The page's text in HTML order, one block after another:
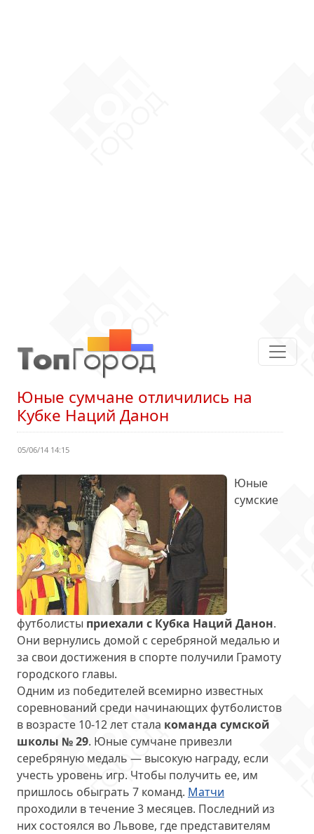
Юные сумчане отличились на
Кубке Наций Данон
05/06/14 14:15
Юные
сумские
футболисты приехали с Кубка Наций Данон.
Они вернулись домой с серебряной медалью и
за свои достижения в спорте получили Грамоту
городского главы.
Одним из победителей всемирно известных
соревнований среди начинающих футболистов
в возрасте 10-12 лет стала команда сумской
школы № 29. Юные сумчане привезли
серебряную медаль — высокую награду, если
учесть уровень игр. Чтобы получить ее, им
пришлось обыграть 7 команд. Матчи
проходили в течение 3 месяцев. Последний из
них состоялся во Львове, где представителям